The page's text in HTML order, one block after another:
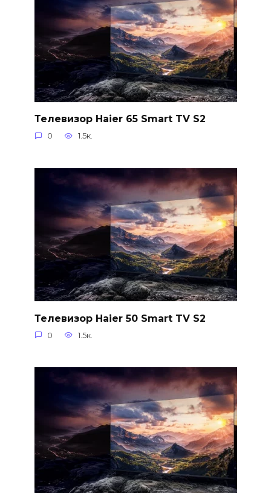
Телевизор Haier 65 Smart TV S2
0 1.5к.
Телевизор Haier 50 Smart TV S2
0 1.5к.